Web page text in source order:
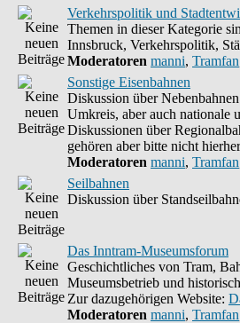
Verkehrspolitik und
Themen in dieser Kategorie
Innsbruck, Verkehrspolitik,
Moderatoren manni, Tramfan
Sonstige Eisenbahnen
Diskussion über
Umkreis, aber auch nationale
Diskussionen über
gehören aber bitte nicht
Moderatoren manni, Tramfan
Seilbahnen
Diskussion über
Das Inntram-Museumsforum
Geschichtliches von Tram,
Museumsbetrieb und
Zur dazugehörigen Website:
Moderatoren manni, Tramfan